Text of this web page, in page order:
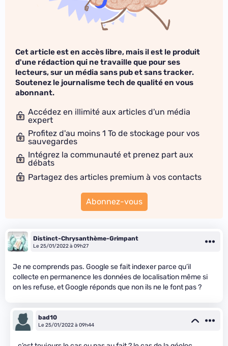
Cet article est en accès libre, mais il est le produit
d'une rédaction qui ne travaille que pour ses
lecteurs, sur un média sans pub et sans tracker.
Soutenez le journalisme tech de qualité en vous
abonnant.
Accédez en illimité aux articles d'un média
expert
Profitez d'au moins 1 To de stockage pour vos
sauvegardes
Intégrez la communauté et prenez part aux
débats
Partagez des articles premium à vos contacts
Abonnez-vous
Distinct-Chrysanthème-Grimpant
Le 25/01/2022 à 09h27
Je ne comprends pas. Google se fait indexer parce qu’il
collecte en permanence les données de localisation même si
on les refuse, et Google réponds que non ils ne le font pas ?
bad10
Le 25/01/2022 à 09h44